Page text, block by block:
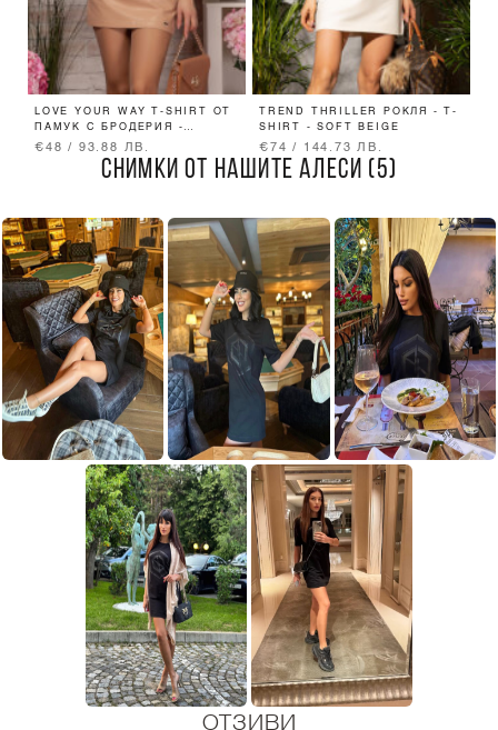
LOVE YOUR WAY T-SHIRT ОТ
ПАМУК С БРОДЕРИЯ -
LUXURY BLACK
€48 / 93.88 ЛВ.
TREND THRILLER РОКЛЯ - T-
SHIRT - SOFT BEIGE
€74 / 144.73 ЛВ.
СНИМКИ ОТ НАШИТЕ АЛЕСИ (5)
ОТЗИВИ